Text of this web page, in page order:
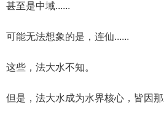
甚至是中域......
可能无法想象的是，连仙......
这些，法大水不知。
但是，法大水成为水界核心，皆因那